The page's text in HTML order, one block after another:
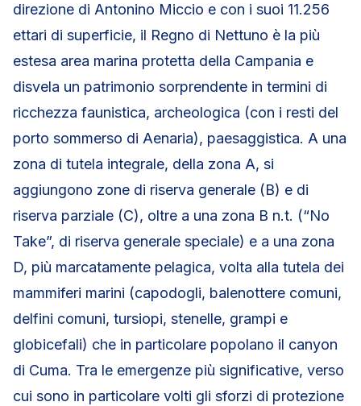
direzione di Antonino Miccio e con i suoi 11.256
ettari di superficie, il Regno di Nettuno è la più
estesa area marina protetta della Campania e
disvela un patrimonio sorprendente in termini di
ricchezza faunistica, archeologica (con i resti del
porto sommerso di Aenaria), paesaggistica. A una
zona di tutela integrale, della zona A, si
aggiungono zone di riserva generale (B) e di
riserva parziale (C), oltre a una zona B n.t. (“No
Take”, di riserva generale speciale) e a una zona
D, più marcatamente pelagica, volta alla tutela dei
mammiferi marini (capodogli, balenottere comuni,
delfini comuni, tursiopi, stenelle, grampi e
globicefali) che in particolare popolano il canyon
di Cuma. Tra le emergenze più significative, verso
cui sono in particolare volti gli sforzi di protezione